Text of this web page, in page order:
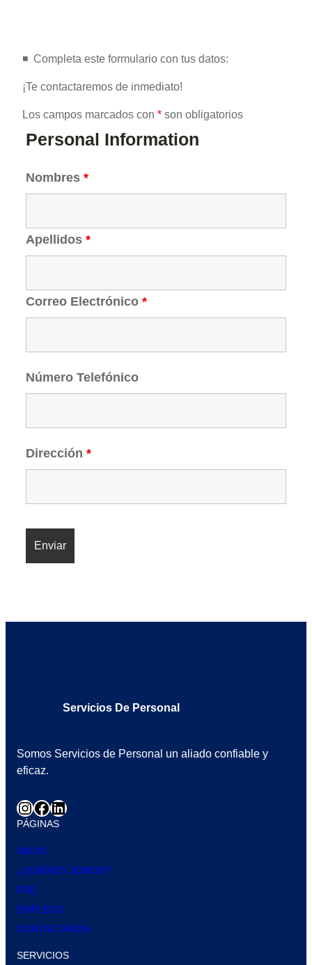
◾️ ️ Completa este formulario con tus datos:
¡Te contactaremos de inmediato!
Los campos marcados con * son obligatorios
Personal Information
Nombres *
Apellidos *
Correo Electrónico *
Número Telefónico
Dirección *
Servicios De Personal
Somos Servicios de Personal un aliado confiable y
eficaz.
PÁGINAS
INICIO
¿QUIÉNES SOMOS?
RSE
EMPLEOS
CONTACTANOS
SERVICIOS